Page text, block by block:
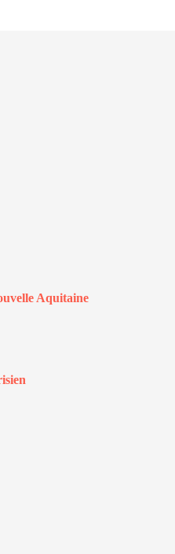
Aquitaine